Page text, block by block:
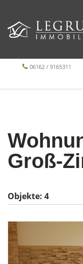
06162 / 9165311
Groß-
Objekte: 4